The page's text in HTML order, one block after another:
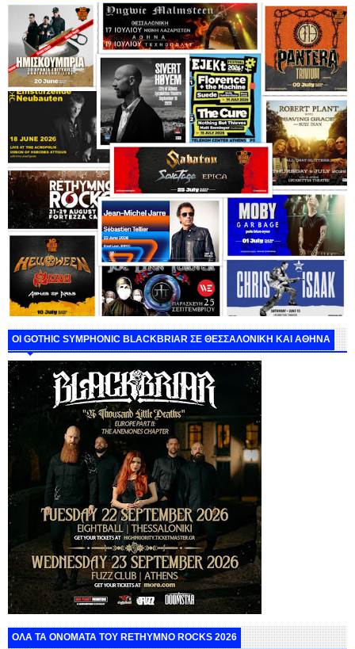
ΟΙ GOTHIC SYMPHONIC BLACKBRIAR ΣΕ ΘΕΣΣΑΛΟΝΙΚΗ ΚΑΙ ΑΘΗΝΑ
ΟΛΑ ΤΑ ΟΝΟΜΑΤΑ ΤΟΥ RETHYMNO ROCKS 2026